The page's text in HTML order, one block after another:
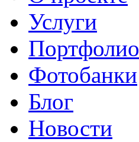
Услуги
Портфолио
Фотобанки
Блог
Новости